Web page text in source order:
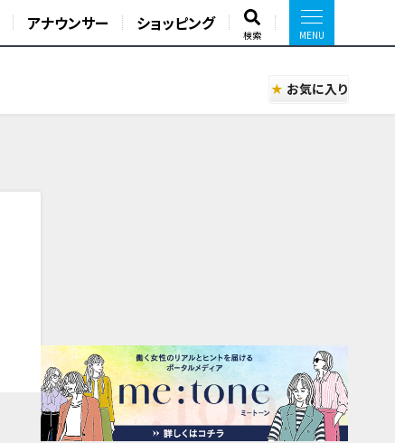
アナウンサー ショッピング
検索
お気に入り